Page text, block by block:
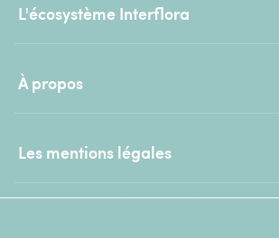
L'écosystème Interflora
À propos
Les mentions légales